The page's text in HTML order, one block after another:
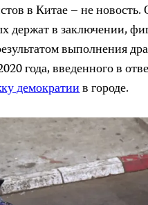
в Китае – не
держат в заключении,
выполнения
года, введенного в
демократиив городе.